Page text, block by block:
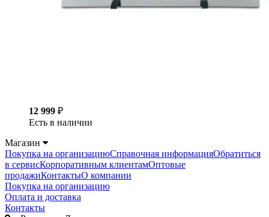
12 999 ₽
Есть в наличии
Магазин
Покупка на организациюСправочная информацияОбратиться
в сервисКорпоративным клиентамОптовые
продажиКонтактыО компании
Покупка на организацию
Оплата и доставка
Контакты